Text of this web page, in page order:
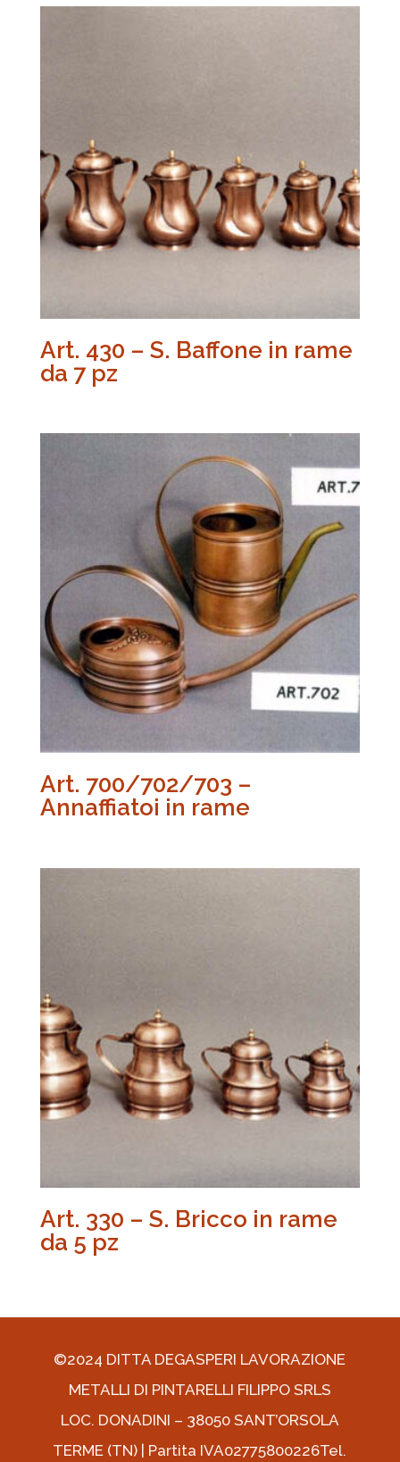
Art. 430 – S. Baffone in rame
da 7 pz
Art. 700/702/703 –
Annaffiatoi in rame
Art. 330 – S. Bricco in rame
da 5 pz
©2024 DITTA DEGASPERI LAVORAZIONE
METALLI DI PINTARELLI FILIPPO SRLS
LOC. DONADINI – 38050 SANT’ORSOLA
TERME (TN) | Partita IVA02775800226Tel.